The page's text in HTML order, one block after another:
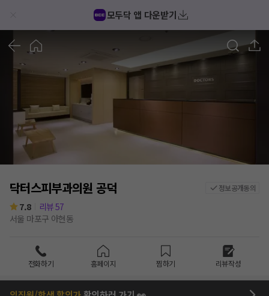
모두닥 앱 다운받기
닥터스피부과의원 공덕 정보공개동의
7.8 리뷰57
서울 마포구 아현동
전화하기 홈페이지 찜하기 리뷰작성